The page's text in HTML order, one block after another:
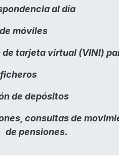
al día
móviles
de tarjeta virtual (VINI)
de depósitos
consultas de
​ de pensiones.